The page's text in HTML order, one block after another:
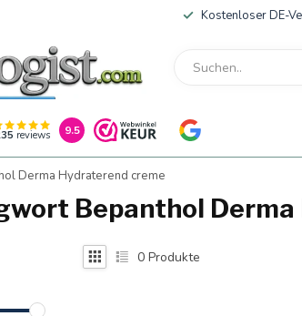
Kostenloser DE-
reviews 9.5
Derma Hydraterend creme
Bepanthol
0 Produkte